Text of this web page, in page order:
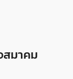
สมาคม